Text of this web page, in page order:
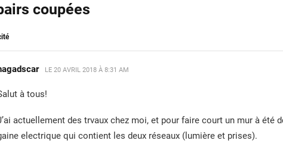
coupées
LE 20 AVRIL 2018 À 8:31 AM
à tous!
actuellement des trvaux chez moi, et pour faire court un mur à été
electrique qui contient les deux réseaux (lumière et prises).